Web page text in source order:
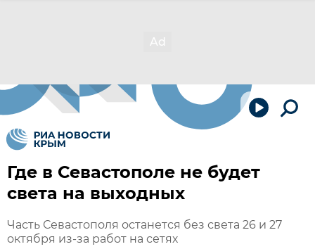
Где в Севастополе не будет
света на выходных
Часть Севастополя останется без света 26 и 27
октября из-за работ на сетях